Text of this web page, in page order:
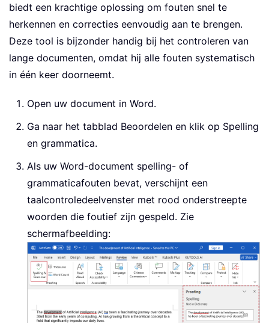
biedt een krachtige oplossing om fouten snel te
herkennen en correcties eenvoudig aan te brengen.
Deze tool is bijzonder handig bij het controleren van
lange documenten, omdat hij alle fouten systematisch
in één keer doorneemt.
Open uw document in Word.
Ga naar het tabblad Beoordelen en klik op Spelling
en grammatica.
Als uw Word-document spelling- of
grammaticafouten bevat, verschijnt een
taalcontroledeelvenster met rood onderstreepte
woorden die foutief zijn gespeld. Zie
schermafbeelding: